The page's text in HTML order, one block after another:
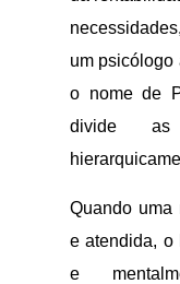
um psicólogo
o nome de
divide as
Quando uma
e atendida, o
e